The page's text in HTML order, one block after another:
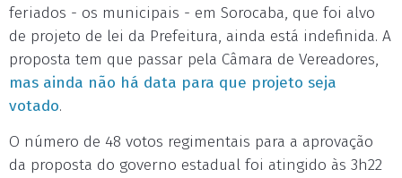
feriados - os municipais - em Sorocaba, que foi alvo
de projeto de lei da Prefeitura, ainda está indefinida. A
proposta tem que passar pela Câmara de Vereadores,
mas ainda não há data para que projeto seja
votado.
O número de 48 votos regimentais para a aprovação
da proposta do governo estadual foi atingido às 3h22